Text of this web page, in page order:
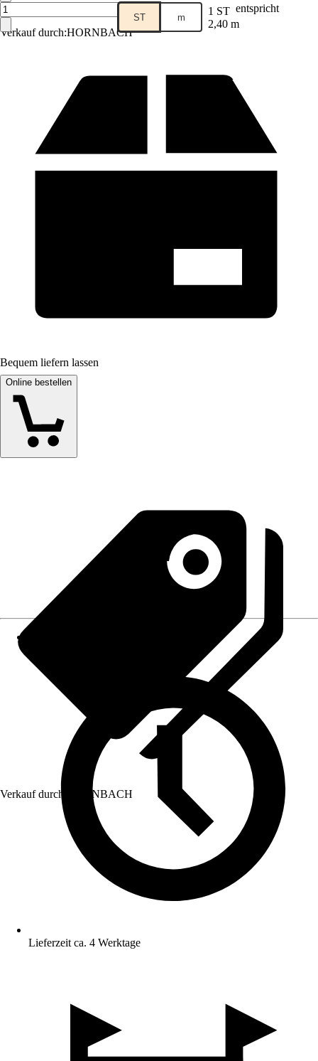
Verkauf durch:HORNBACH
ST m 1 ST entspricht
2,40 m
Bequem liefern lassen
Online bestellen
Verkauf durch: HORNBACH
Lieferzeit ca. 4 Werktage